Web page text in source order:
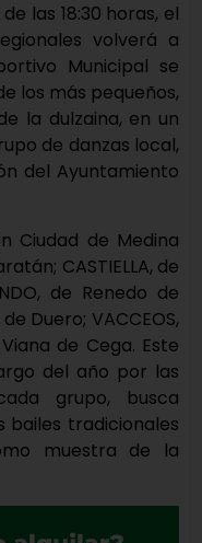
las 18:30 horas, el
volverá a
Municipal se
los más pequeños,
la dulzaina, en un
de danzas local,
del Ayuntamiento
Ciudad de Medina
CASTIELLA, de
de Renedo de
Duero; VACCEOS,
de Cega. Este
del año por las
grupo, busca
bailes tradicionales
muestra de la